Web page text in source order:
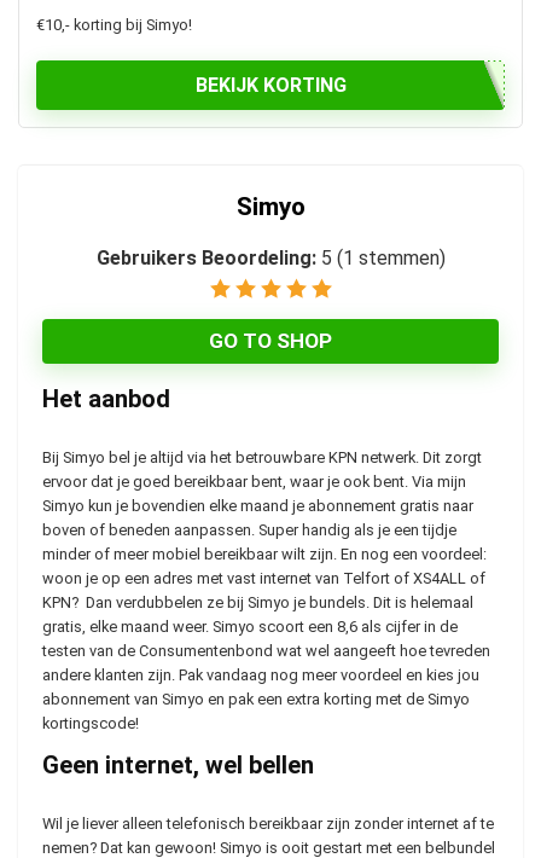
€10,- korting bij Simyo!
BEKIJK KORTING
Simyo
Gebruikers Beoordeling: 5 (1 stemmen)
GO TO SHOP
Het aanbod
Bij Simyo bel je altijd via het betrouwbare KPN netwerk. Dit zorgt
ervoor dat je goed bereikbaar bent, waar je ook bent. Via mijn
Simyo kun je bovendien elke maand je abonnement gratis naar
boven of beneden aanpassen. Super handig als je een tijdje
minder of meer mobiel bereikbaar wilt zijn. En nog een voordeel:
woon je op een adres met vast internet van Telfort of XS4ALL of
KPN? Dan verdubbelen ze bij Simyo je bundels. Dit is helemaal
gratis, elke maand weer. Simyo scoort een 8,6 als cijfer in de
testen van de Consumentenbond wat wel aangeeft hoe tevreden
andere klanten zijn. Pak vandaag nog meer voordeel en kies jou
abonnement van Simyo en pak een extra korting met de Simyo
kortingscode!
Geen internet, wel bellen
Wil je liever alleen telefonisch bereikbaar zijn zonder internet af te
nemen? Dat kan gewoon! Simyo is ooit gestart met een belbundel